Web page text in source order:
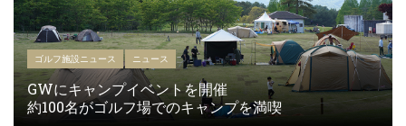
ゴルフ施設ニュース ニュース
GWにキャンプイベントを開催
約100名がゴルフ場でのキャンプを満喫